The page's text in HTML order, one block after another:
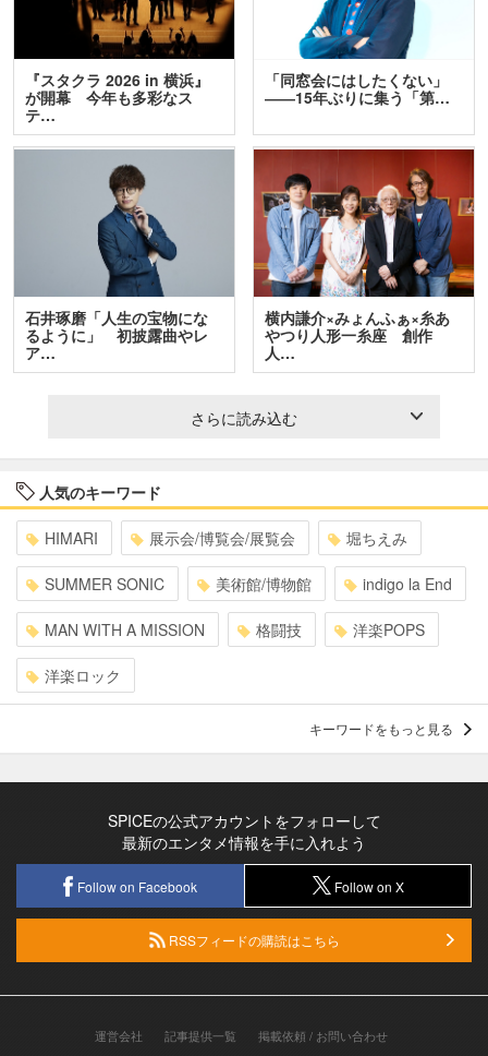
『スタクラ 2026 in 横浜』
が開幕 今年も多彩なス
テ…
「同窓会にはしたくない」
――15年ぶりに集う「第…
石井琢磨「人生の宝物にな
るように」 初披露曲やレ
ア…
横内謙介×みょんふぁ×糸あ
やつり人形一糸座 創作
人…
さらに読み込む
人気のキーワード
HIMARI 展示会/博覧会/展覧会 堀ちえみ
SUMMER SONIC 美術館/博物館 indigo la End
MAN WITH A MISSION 格闘技 洋楽POPS
洋楽ロック
キーワードをもっと見る
SPICEの公式アカウントをフォローして
最新のエンタメ情報を手に入れよう
Follow on Facebook Follow on X
RSSフィードの購読はこちら
運営会社 記事提供一覧 掲載依頼 / お問い合わせ